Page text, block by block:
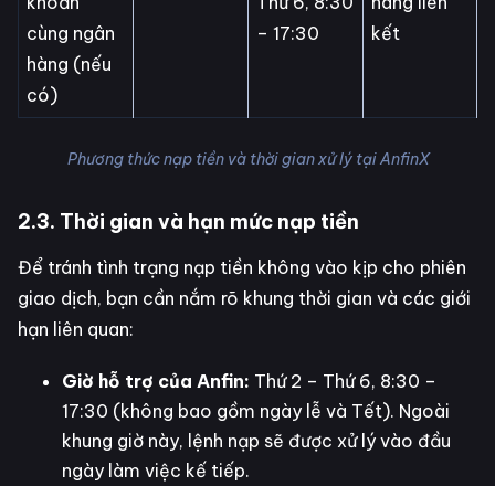
cùng ngân
hàng (nếu
có)
– 17:30
kết
Phương thức nạp tiền và thời gian xử lý tại AnfinX
2.3. Thời gian và hạn mức nạp tiền
Để tránh tình trạng nạp tiền không vào kịp cho phiên
giao dịch, bạn cần nắm rõ khung thời gian và các giới
hạn liên quan:
Giờ hỗ trợ của Anfin: Thứ 2 – Thứ 6, 8:30 –
17:30 (không bao gồm ngày lễ và Tết). Ngoài
khung giờ này, lệnh nạp sẽ được xử lý vào đầu
ngày làm việc kế tiếp.